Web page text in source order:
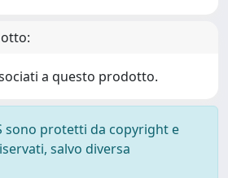
a questo prodotto.
sono protetti da copyright e
salvo diversa